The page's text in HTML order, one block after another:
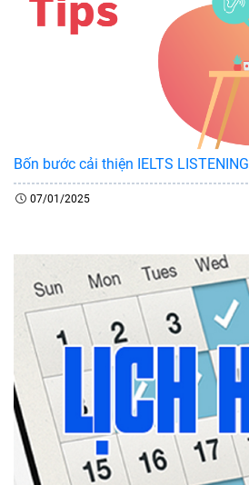
Bốn bước cải thiện IELTS LISTENING
07/01/2025